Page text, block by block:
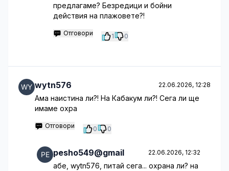
предлагаме? Безредици и бойни
действия на плажовете?!
Отговори 1 0
wytn576 22.06.2026, 12:28
Ама наистина ли?! На Кабакум ли?! Сега ли ще
имаме охра
Отговори 0 0
pesho549@gmail 22.06.2026, 12:32
абе, wytn576, питай сега... охрана ли? на